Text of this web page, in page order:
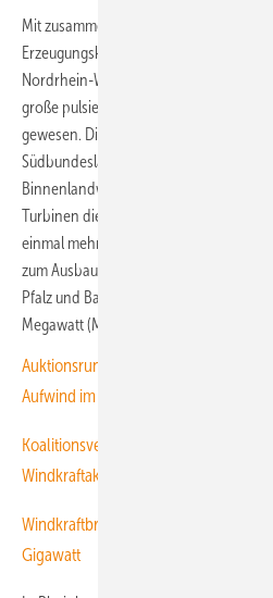
Mit zusammen gut 2,5 Gigawatt (GW)
Erzeugungskapazität bei den 2025
Nordrhein-Westfalen und
große pulsierende Zentrum für die
gewesen. Die küstenfernen und somit
Südbundesländer dagegen, wo
Binnenlandwindströmungen
Turbinen die Windkraft ähnlich
einmal mehr deutlich zurück. Selbst die
zum Ausbau der Technologie sich
Pfalz und Baden-Württemberg
Megawatt (MW) an neu
Auktionsrunde: 2,2 Gigawatt
Aufwind im Süden
Koalitionsvertrag von CDU/CSU und
Windkraftakteure Baden-Württembergs
Windkraftbranche errichtete 2025
Gigawatt